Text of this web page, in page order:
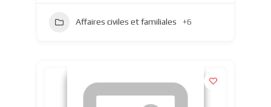
Affaires civiles et familiales +6